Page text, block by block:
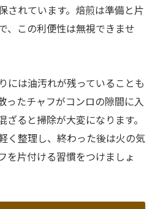
されています。焙煎は準備と片
、この利便性は無視できませ
には油汚れが残っていることも
ったチャフがコンロの隙間に入
ざると掃除が大変になります。
く整理し、終わった後は火の気
を片付ける習慣をつけましょ